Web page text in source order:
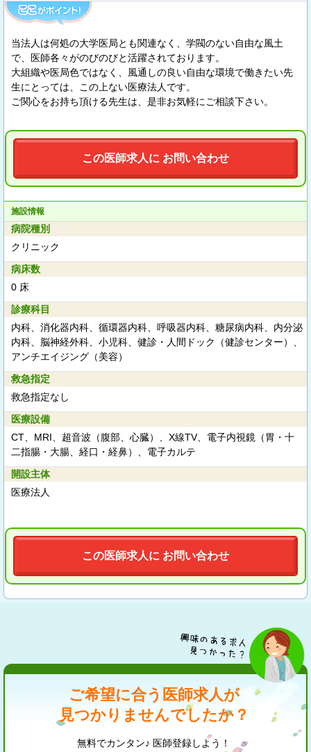
当法人は何処の大学医局とも関連なく、学閥のない自由な風土
で、医師各々がのびのびと活躍されております。
大組織や医局色ではなく、風通しの良い自由な環境で働きたい先
生にとっては、この上ない医療法人です。
ご関心をお持ち頂ける先生は、是非お気軽にご相談下さい。
この医師求人に お問い合わせ
施設情報
病院種別
クリニック
病床数
0 床
診療科目
内科、消化器内科、循環器内科、呼吸器内科、糖尿病内科、内分泌
内科、脳神経外科、小児科、健診・人間ドック（健診センター）、
アンチエイジング（美容）
救急指定
救急指定なし
医療設備
CT、MRI、超音波（腹部、心臓）、X線TV、電子内視鏡（胃・十
二指腸・大腸、経口・経鼻）、電子カルテ
開設主体
医療法人
この医師求人に お問い合わせ
ご希望に合う医師求人が
見つかりませんでしたか？
無料でカンタン♪ 医師登録しよう！